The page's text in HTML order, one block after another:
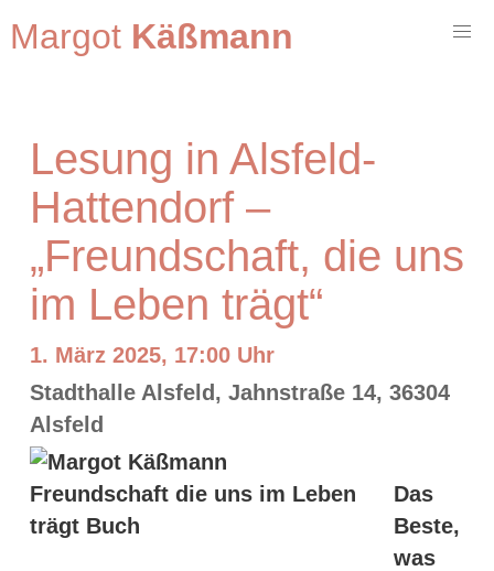
Margot Käßmann
Lesung in Alsfeld-
Hattendorf –
„Freundschaft, die uns
im Leben trägt“
1. März 2025, 17:00 Uhr
Stadthalle Alsfeld, Jahnstraße 14, 36304
Alsfeld
Das
Beste,
was